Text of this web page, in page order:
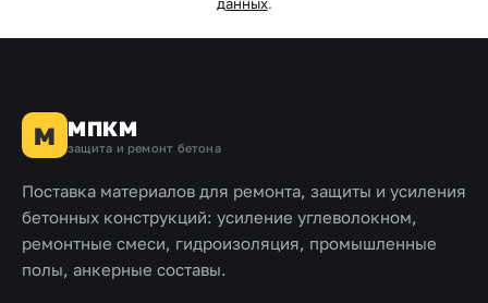
М МПКМ
защита и ремонт бетона
Поставка материалов для ремонта, защиты и усиления
бетонных конструкций: усиление углеволокном,
ремонтные смеси, гидроизоляция, промышленные
полы, анкерные составы.